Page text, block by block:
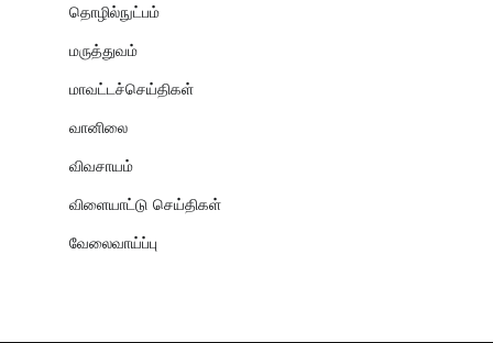
தொழில்நுட்பம்
மருத்துவம்
மாவட்டச்செய்திகள்
வானிலை
விவசாயம்
விளையாட்டு செய்திகள்
வேலைவாய்ப்பு